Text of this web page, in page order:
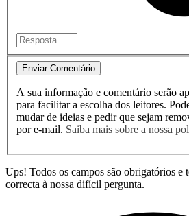
Enviar Comentário
A sua informação e comentário serão
para facilitar a escolha dos leitores. Pode a qualquer momento
mudar de ideias e pedir que sejam
por e-mail.
Saiba mais sobre a
Ups! Todos os campos são obrigatórios e
correcta à nossa difícil pergunta.